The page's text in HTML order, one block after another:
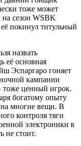
тоже может
сезон WSBK
покинул титульный
назвать
её основная
Эспаргаро гоняет
кампании
ценный игрок.
богатому опыту
на многие вещи. В
контроля тяги
электроники в
не стоит.